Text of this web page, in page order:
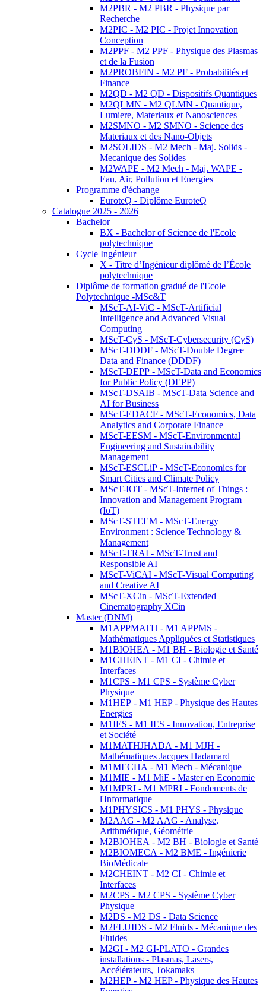
M2PBR - M2 PBR - Physique par
Recherche
M2PIC - M2 PIC - Projet Innovation
Conception
M2PPF - M2 PPF - Physique des Plasmas
et de la Fusion
M2PROBFIN - M2 PF - Probabilités et
Finance
M2QD - M2 QD - Dispositifs Quantiques
M2QLMN - M2 QLMN - Quantique,
Lumiere, Materiaux et Nanosciences
M2SMNO - M2 SMNO - Science des
Materiaux et des Nano-Objets
M2SOLIDS - M2 Mech - Maj. Solids -
Mecanique des Solides
M2WAPE - M2 Mech - Maj. WAPE -
Eau, Air, Pollution et Energies
Programme d'échange
EuroteQ - Diplôme EuroteQ
Catalogue 2025 - 2026
Bachelor
BX - Bachelor of Science de l'Ecole
polytechnique
Cycle Ingénieur
X - Titre d’Ingénieur diplômé de l’École
polytechnique
Diplôme de formation gradué de l'Ecole
Polytechnique -MSc&T
MScT-AI-ViC - MScT-Artificial
Intelligence and Advanced Visual
Computing
MScT-CyS - MScT-Cybersecurity (CyS)
MScT-DDDF - MScT-Double Degree
Data and Finance (DDDF)
MScT-DEPP - MScT-Data and Economics
for Public Policy (DEPP)
MScT-DSAIB - MScT-Data Science and
AI for Business
MScT-EDACF - MScT-Economics, Data
Analytics and Corporate Finance
MScT-EESM - MScT-Environmental
Engineering and Sustainability
Management
MScT-ESCLiP - MScT-Economics for
Smart Cities and Climate Policy
MScT-IOT - MScT-Internet of Things :
Innovation and Management Program
(IoT)
MScT-STEEM - MScT-Energy
Environment : Science Technology &
Management
MScT-TRAI - MScT-Trust and
Responsible AI
MScT-ViCAI - MScT-Visual Computing
and Creative AI
MScT-XCin - MScT-Extended
Cinematography XCin
Master (DNM)
M1APPMATH - M1 APPMS -
Mathématiques Appliquées et Statistiques
M1BIOHEA - M1 BH - Biologie et Santé
M1CHEINT - M1 CI - Chimie et
Interfaces
M1CPS - M1 CPS - Système Cyber
Physique
M1HEP - M1 HEP - Physique des Hautes
Energies
M1IES - M1 IES - Innovation, Entreprise
et Société
M1MATHJHADA - M1 MJH -
Mathématiques Jacques Hadamard
M1MECHA - M1 Mech - Mécanique
M1MIE - M1 MiE - Master en Economie
M1MPRI - M1 MPRI - Fondements de
l'Informatique
M1PHYSICS - M1 PHYS - Physique
M2AAG - M2 AAG - Analyse,
Arithmétique, Géométrie
M2BIOHEA - M2 BH - Biologie et Santé
M2BIOMECA - M2 BME - Ingénierie
BioMédicale
M2CHEINT - M2 CI - Chimie et
Interfaces
M2CPS - M2 CPS - Système Cyber
Physique
M2DS - M2 DS - Data Science
M2FLUIDS - M2 Fluids - Mécanique des
Fluides
M2GI - M2 GI-PLATO - Grandes
installations - Plasmas, Lasers,
Accélérateurs, Tokamaks
M2HEP - M2 HEP - Physique des Hautes